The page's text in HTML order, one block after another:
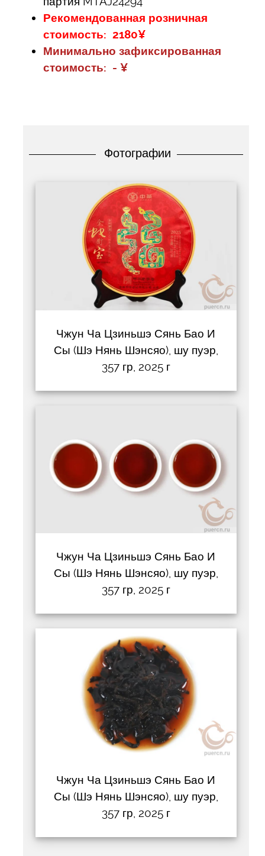
Рекомендованная розничная
стоимость: 2180¥
Минимально зафиксированная
стоимость: - ¥
Фотографии
Чжун Ча Цзиньшэ Сянь Бао И
Сы (Шэ Нянь Шэнсяо), шу пуэр,
357 гр, 2025 г
Чжун Ча Цзиньшэ Сянь Бао И
Сы (Шэ Нянь Шэнсяо), шу пуэр,
357 гр, 2025 г
Чжун Ча Цзиньшэ Сянь Бао И
Сы (Шэ Нянь Шэнсяо), шу пуэр,
357 гр, 2025 г